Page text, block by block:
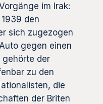
im Irak:
den
sich zugezogen
gegen einen
gehörte der
zu den
die
der Briten